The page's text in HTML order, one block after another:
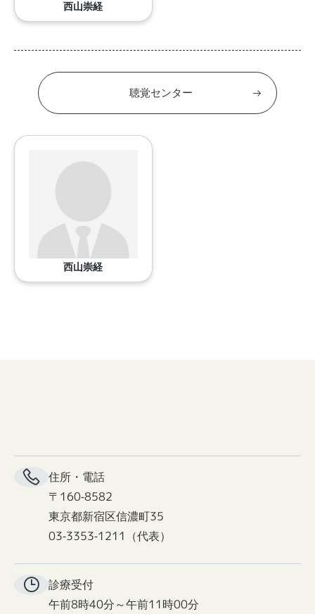
西山崇経
聴覚センター
西山崇経
住所・電話
〒160-8582
東京都新宿区信濃町35
03-3353-1211（代表）
診療受付
午前8時40分～午前11時00分